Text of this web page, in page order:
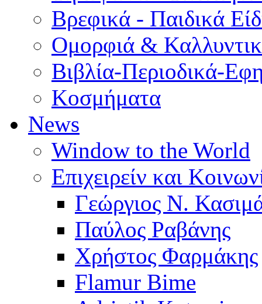
Βρεφικά - Παιδικά
Ομορφιά &
Βιβλία-Περιοδικά-
Κοσμήματα
News
Window to the World
Επιχειρείν και
Γεώργιος Ν.
Παύλος Ραβάνης
Χρήστος Φαρμάκης
Flamur Bime